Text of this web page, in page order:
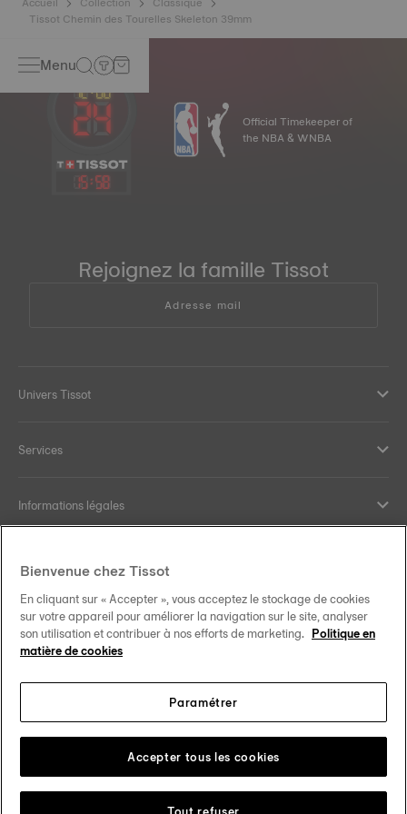
Tissot Chemin des Tourelles Skeleton 39mm
Menu
15:58
Official Timekeeper of
the NBA & WNBA
Rejoignez la famille Tissot
Adresse mail
Univers Tissot
Services
Informations légales
Nos engagements
Suivez-nous sur les réseaux sociaux
Changer de pays Tissot Copyrights 2026
Bienvenue chez Tissot
En cliquant sur « Accepter », vous acceptez le stockage de cookies
sur votre appareil pour améliorer la navigation sur le site, analyser
son utilisation et contribuer à nos efforts de marketing. Politique en
matière de cookies
Paramétrer
Accepter tous les cookies